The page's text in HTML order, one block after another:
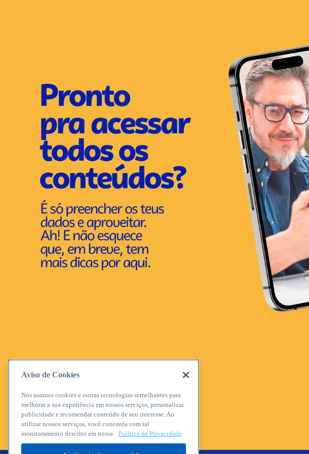
Aviso de Cookies
Nós usamos cookies e outras tecnologias semelhantes para
melhorar a sua experiência em nossos serviços, personalizar
publicidade e recomendar conteúdo de seu interesse. Ao
utilizar nossos serviços, você concorda com tal
monitoramento descrito em nossa
Política de Privacidade